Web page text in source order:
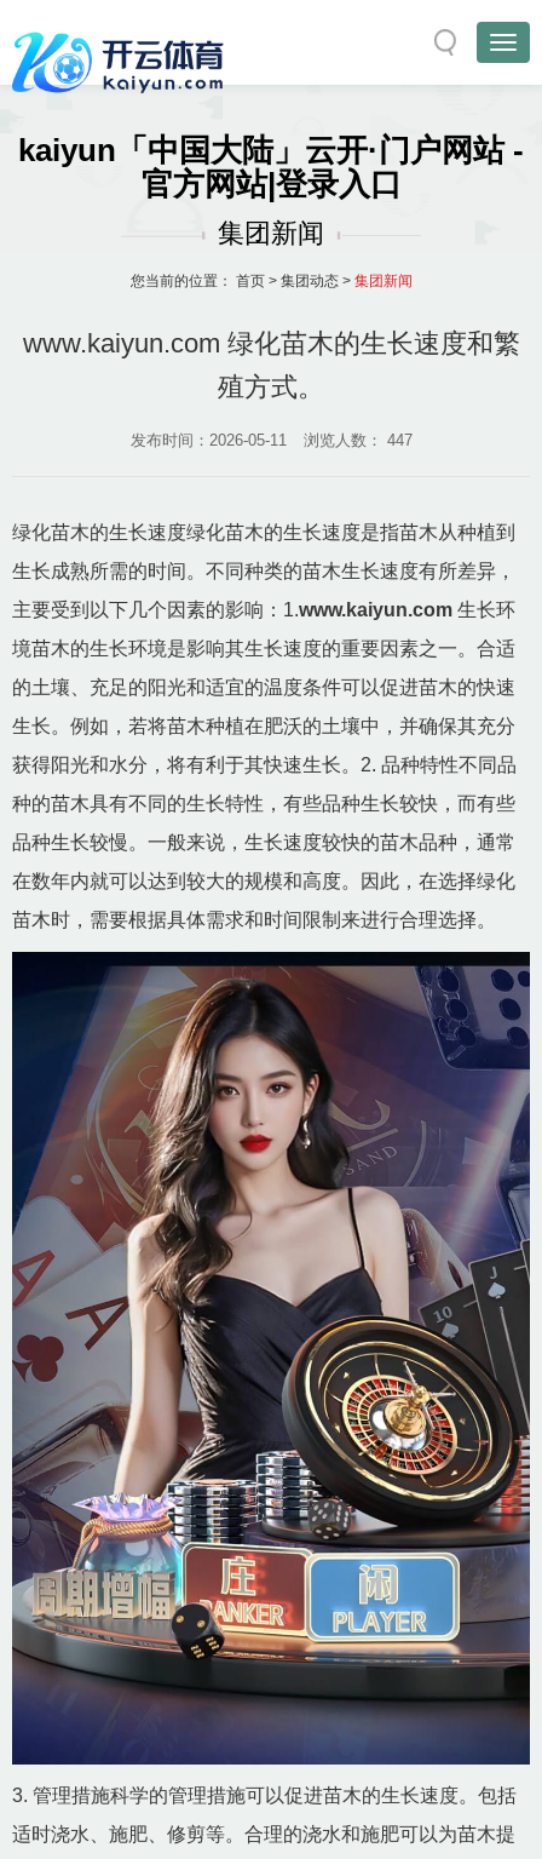
kaiyun「中国大陆」云开·门户网站 -
官方网站|登录入口
集团新闻
您当前的位置： 首页> 集团动态> 集团新闻
www.kaiyun.com 绿化苗木的生长速度和繁
殖方式。
发布时间：2026-05-11 浏览人数： 447
绿化苗木的生长速度绿化苗木的生长速度是指苗木从种植到
生长成熟所需的时间。不同种类的苗木生长速度有所差异，
主要受到以下几个因素的影响：1.www.kaiyun.com 生长环
境苗木的生长环境是影响其生长速度的重要因素之一。合适
的土壤、充足的阳光和适宜的温度条件可以促进苗木的快速
生长。例如，若将苗木种植在肥沃的土壤中，并确保其充分
获得阳光和水分，将有利于其快速生长。2. 品种特性不同品
种的苗木具有不同的生长特性，有些品种生长较快，而有些
品种生长较慢。一般来说，生长速度较快的苗木品种，通常
在数年内就可以达到较大的规模和高度。因此，在选择绿化
苗木时，需要根据具体需求和时间限制来进行合理选择。
3. 管理措施科学的管理措施可以促进苗木的生长速度。包括
适时浇水、施肥、修剪等。合理的浇水和施肥可以为苗木提